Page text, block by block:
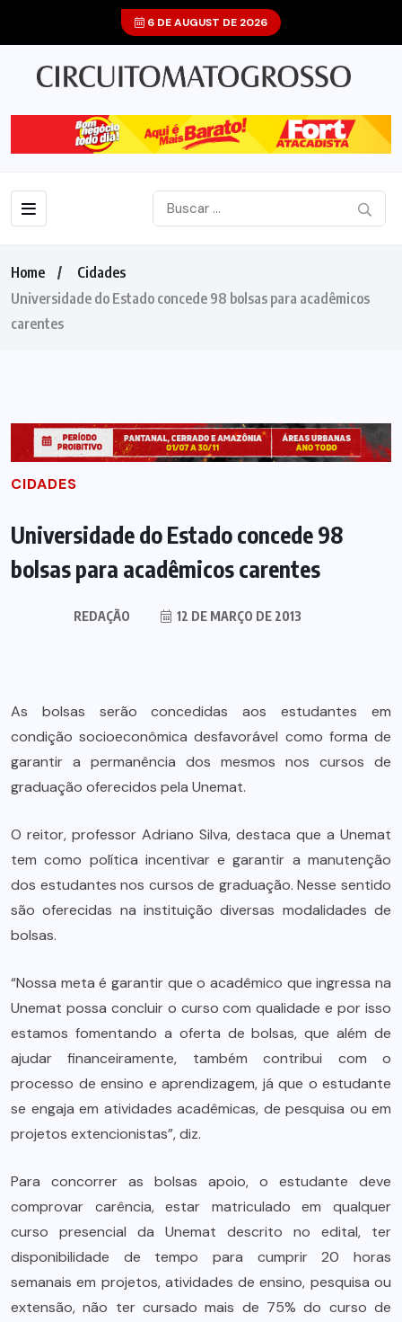
6 DE AUGUST DE 2026
Home
Cidades
Universidade do Estado concede 98 bolsas para acadêmicos
carentes
CIDADES
Universidade do Estado concede 98
bolsas para acadêmicos carentes
REDAÇÃO 12 DE MARÇO DE 2013
As bolsas serão concedidas aos estudantes em
condição socioeconômica desfavorável como forma de
garantir a permanência dos mesmos nos cursos de
graduação oferecidos pela Unemat.
O reitor, professor Adriano Silva, destaca que a Unemat
tem como política incentivar e garantir a manutenção
dos estudantes nos cursos de graduação. Nesse sentido
são oferecidas na instituição diversas modalidades de
bolsas.
“Nossa meta é garantir que o acadêmico que ingressa na
Unemat possa concluir o curso com qualidade e por isso
estamos fomentando a oferta de bolsas, que além de
ajudar financeiramente, também contribui com o
processo de ensino e aprendizagem, já que o estudante
se engaja em atividades acadêmicas, de pesquisa ou em
projetos extencionistas”, diz.
Para concorrer as bolsas apoio, o estudante deve
comprovar carência, estar matriculado em qualquer
curso presencial da Unemat descrito no edital, ter
disponibilidade de tempo para cumprir 20 horas
semanais em projetos, atividades de ensino, pesquisa ou
extensão, não ter cursado mais de 75% do curso de